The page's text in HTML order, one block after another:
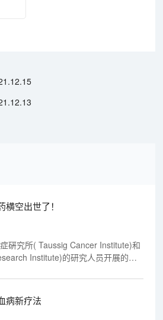
空出世了！
硏究所( Taussig Cancer Institute)和
Institute)的研究人员开展的一
病。研究结果近日首次发表在
》上。
病新疗法